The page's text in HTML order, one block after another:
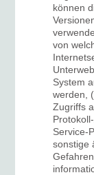
können
von
System
werden,
Zugriffs
Service-
sonstige